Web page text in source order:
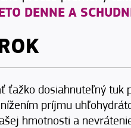
DENNE A
ťažko dosiahnuteľný tuk
príjmu
hmotnosti a